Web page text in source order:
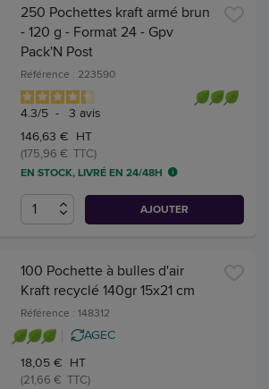
250 Pochettes kraft armé brun
- 120 g - Format 24 - Gpv
Pack'N Post
Référence : 223590
4.3/5 - 3 avis
146,63 € HT
(175,96 € TTC)
EN STOCK, LIVRÉ EN 24/48H
AJOUTER
100 Pochette à bulles d'air
Kraft recyclé 140gr 15x21 cm
Référence : 148312
AGEC
18,05 € HT
(21,66 € TTC)